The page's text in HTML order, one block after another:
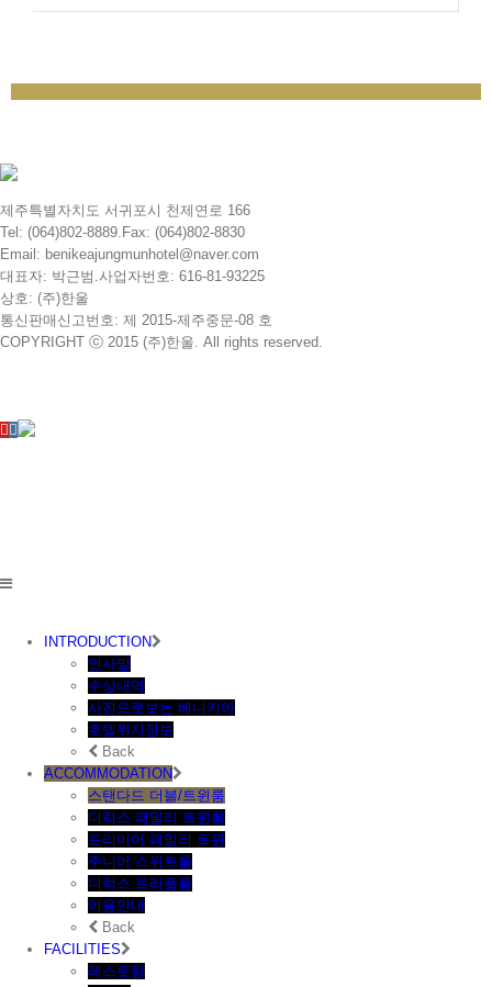
제주특별자치도 서귀포시 천제연로 166
Tel: (064)802-8889.Fax: (064)802-8830
Email: benikeajungmunhotel@naver.com
대표자: 박근범.사업자번호: 616-81-93225
상호: (주)한울
통신판매신고번호: 제 2015-제주중문-08 호
COPYRIGHT ⓒ 2015 (주)한울. All rights reserved.
YouTube
Instagram
N
Blog
INTRODUCTION
인사말
수상내역
사진으로보는 베니키아
호텔위치정보
Back
ACCOMMODATION
스탠다드 더블/트윈룸
디럭스 패밀리 트윈룸
프리미어 패밀리 트윈
주니어 스위트룸
디럭스 트리플룸
이용안내
Back
FACILITIES
레스토랑